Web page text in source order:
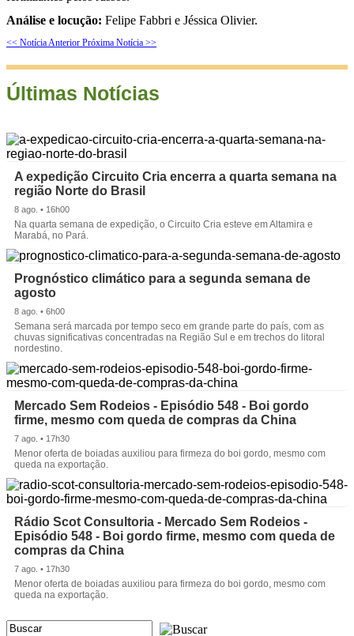
Análise e locução: Felipe Fabbri e Jéssica Olivier.
<< Notícia Anterior Próxima Notícia >>
Últimas Notícias
A expedição Circuito Cria encerra a quarta semana na
região Norte do Brasil
8 ago. • 16h00
Na quarta semana de expedição, o Circuito Cria esteve em Altamira e
Marabá, no Pará.
Prognóstico climático para a segunda semana de
agosto
8 ago. • 6h00
Semana será marcada por tempo seco em grande parte do país, com as
chuvas significativas concentradas na Região Sul e em trechos do litoral
nordestino.
Mercado Sem Rodeios - Episódio 548 - Boi gordo
firme, mesmo com queda de compras da China
7 ago. • 17h30
Menor oferta de boiadas auxiliou para firmeza do boi gordo, mesmo com
queda na exportação.
Rádio Scot Consultoria - Mercado Sem Rodeios -
Episódio 548 - Boi gordo firme, mesmo com queda de
compras da China
7 ago. • 17h30
Menor oferta de boiadas auxiliou para firmeza do boi gordo, mesmo com
queda na exportação.